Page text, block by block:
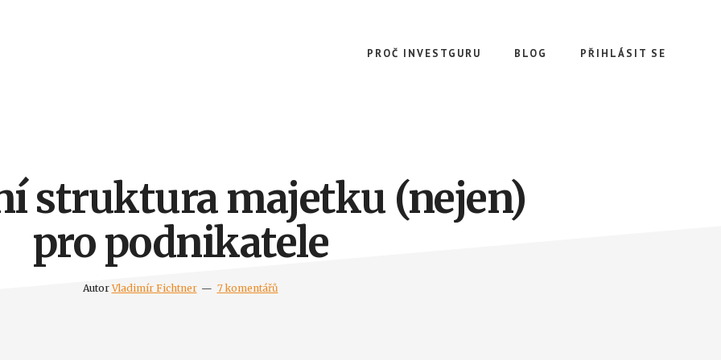
PROČ INVESTGURU BLOG PŘIHLÁSIT SE
struktura majetku (nejen)
pro podnikatele
AutorVladimír Fichtner 7 komentářů